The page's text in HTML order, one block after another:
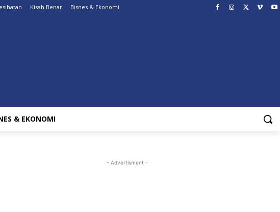
Kisah Benar Bisnes & Ekonomi
& EKONOMI
- Advertisment -